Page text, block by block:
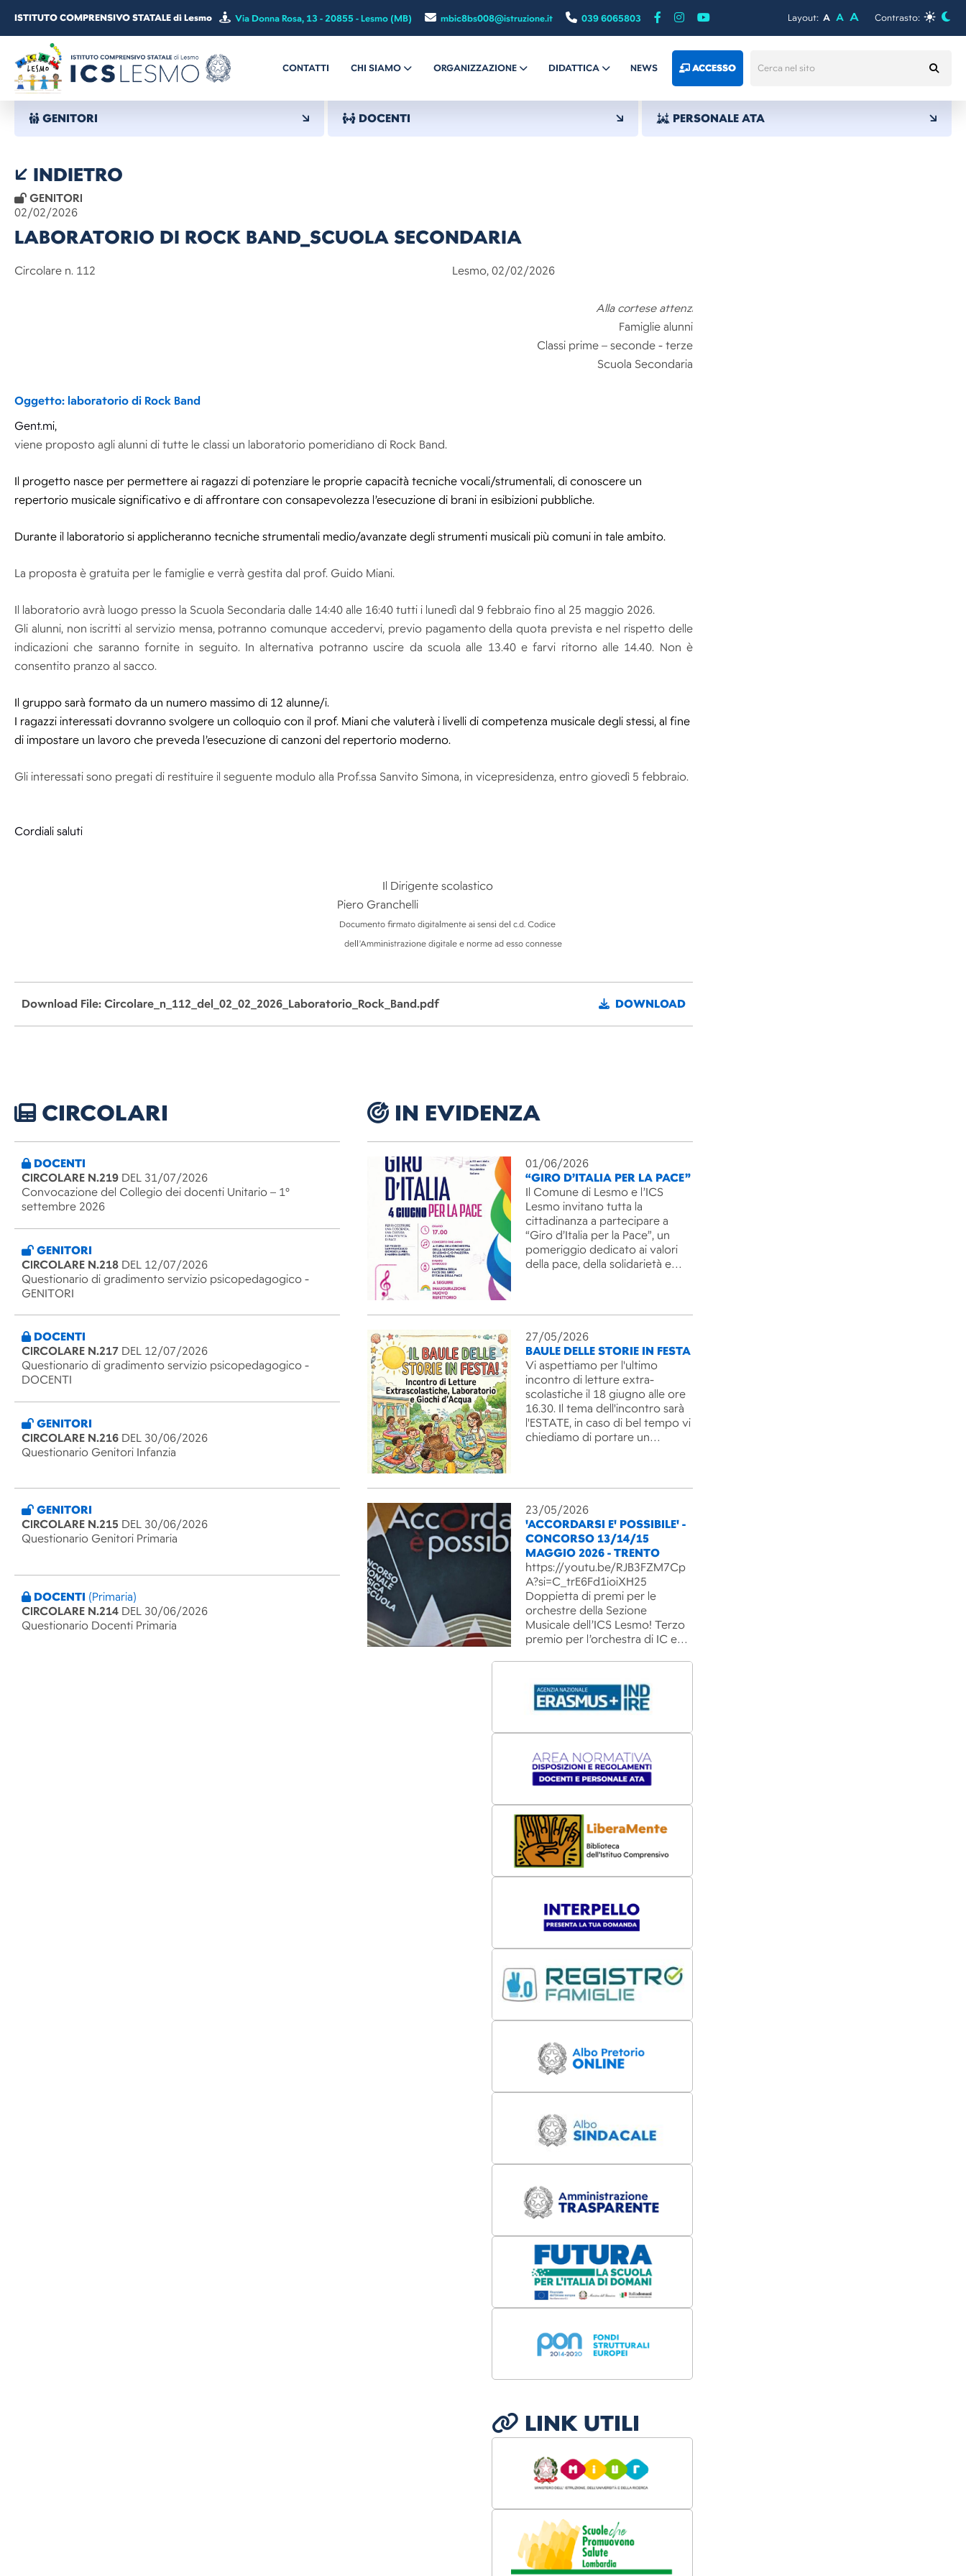
ISTITUTO COMPRENSIVO STATALE di Lesmo Via Donna Rosa, 13 - 20855 - Lesmo (MB) mbic8bs008@istruzione.it 039 6065803 Layout: A A A Contrasto:
CONTATTI CHI SIAMO ORGANIZZAZIONE DIDATTICA NEWS ACCESSO
GENITORI DOCENTI PERSONALE ATA
INDIETRO
GENITORI
02/02/2026
LABORATORIO DI ROCK BAND_SCUOLA SECONDARIA
Circolare n. 112 Lesmo, 02/02/2026
Alla cortese attenzione di:
Famiglie alunni
Classi prime – seconde - terze
Scuola Secondaria
Oggetto: laboratorio di Rock Band
Gent.mi,
viene proposto agli alunni di tutte le classi un laboratorio pomeridiano di Rock Band.
Il progetto nasce per permettere ai ragazzi di potenziare le proprie capacità tecniche vocali/strumentali, di conoscere un
repertorio musicale significativo e di affrontare con consapevolezza l’esecuzione di brani in esibizioni pubbliche.
Durante il laboratorio si applicheranno tecniche strumentali medio/avanzate degli strumenti musicali più comuni in tale ambito.
La proposta è gratuita per le famiglie e verrà gestita dal prof. Guido Miani.
Il laboratorio avrà luogo presso la Scuola Secondaria dalle 14:40 alle 16:40 tutti i lunedì dal 9 febbraio fino al 25 maggio 2026.
Gli alunni, non iscritti al servizio mensa, potranno comunque accedervi, previo pagamento della quota prevista e nel rispetto delle
indicazioni che saranno fornite in seguito. In alternativa potranno uscire da scuola alle 13.40 e farvi ritorno alle 14.40. Non è
consentito pranzo al sacco.
Il gruppo sarà formato da un numero massimo di 12 alunne/i.
I ragazzi interessati dovranno svolgere un colloquio con il prof. Miani che valuterà i livelli di competenza musicale degli stessi, al fine
di impostare un lavoro che preveda l’esecuzione di canzoni del repertorio moderno.
Gli interessati sono pregati di restituire il seguente modulo alla Prof.ssa Sanvito Simona, in vicepresidenza, entro giovedì 5 febbraio.
Cordiali saluti
Il Dirigente scolastico
Piero Granchelli
Documento firmato digitalmente ai sensi del c.d. Codice
dell’Amministrazione digitale e norme ad esso connesse
Download File: Circolare_n_112_del_02_02_2026_Laboratorio_Rock_Band.pdf DOWNLOAD
CIRCOLARI
DOCENTI
CIRCOLARE N.219 DEL 31/07/2026
Convocazione del Collegio dei docenti Unitario – 1°
settembre 2026
GENITORI
CIRCOLARE N.218 DEL 12/07/2026
Questionario di gradimento servizio psicopedagogico -
GENITORI
DOCENTI
CIRCOLARE N.217 DEL 12/07/2026
Questionario di gradimento servizio psicopedagogico -
DOCENTI
GENITORI
CIRCOLARE N.216 DEL 30/06/2026
Questionario Genitori Infanzia
GENITORI
CIRCOLARE N.215 DEL 30/06/2026
Questionario Genitori Primaria
DOCENTI (Primaria)
CIRCOLARE N.214 DEL 30/06/2026
Questionario Docenti Primaria
IN EVIDENZA
01/06/2026
“GIRO D’ITALIA PER LA PACE”
Il Comune di Lesmo e l’ICS
Lesmo invitano tutta la
cittadinanza a partecipare a
“Giro d’Italia per la Pace”, un
pomeriggio dedicato ai valori
della pace, della solidarietà e…
27/05/2026
BAULE DELLE STORIE IN FESTA
Vi aspettiamo per l'ultimo
incontro di letture extra-
scolastiche il 18 giugno alle ore
16.30. Il tema dell'incontro sarà
l'ESTATE, in caso di bel tempo vi
chiediamo di portare un…
23/05/2026
'ACCORDARSI E' POSSIBILE' -
CONCORSO 13/14/15
MAGGIO 2026 - TRENTO
https://youtu.be/RJB3FZM7Cp
A?si=C_trE6Fd1ioiXH25
Doppietta di premi per le
orchestre della Sezione
Musicale dell’ICS Lesmo! Terzo
premio per l’orchestra di IC e…
LINK UTILI